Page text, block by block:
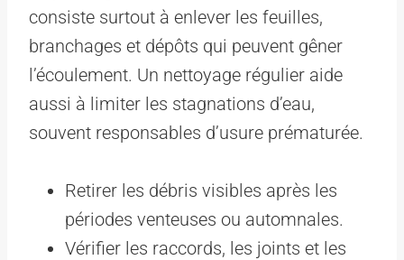
consiste surtout à enlever les feuilles,
branchages et dépôts qui peuvent gêner
l’écoulement. Un nettoyage régulier aide
aussi à limiter les stagnations d’eau,
souvent responsables d’usure prématurée.
Retirer les débris visibles après les
périodes venteuses ou automnales.
Vérifier les raccords, les joints et les